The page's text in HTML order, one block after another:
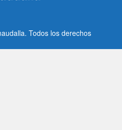
Todos los derechos